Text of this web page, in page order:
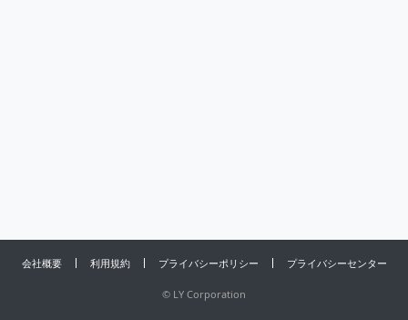
会社概要 利用規約 プライバシーポリシー プライバシーセンター
© LY Corporation